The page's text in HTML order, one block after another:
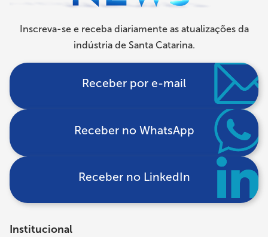
Inscreva-se e receba diariamente as atualizações da
indústria de Santa Catarina.
Receber por e-mail
Receber no WhatsApp
Receber no LinkedIn
Institucional